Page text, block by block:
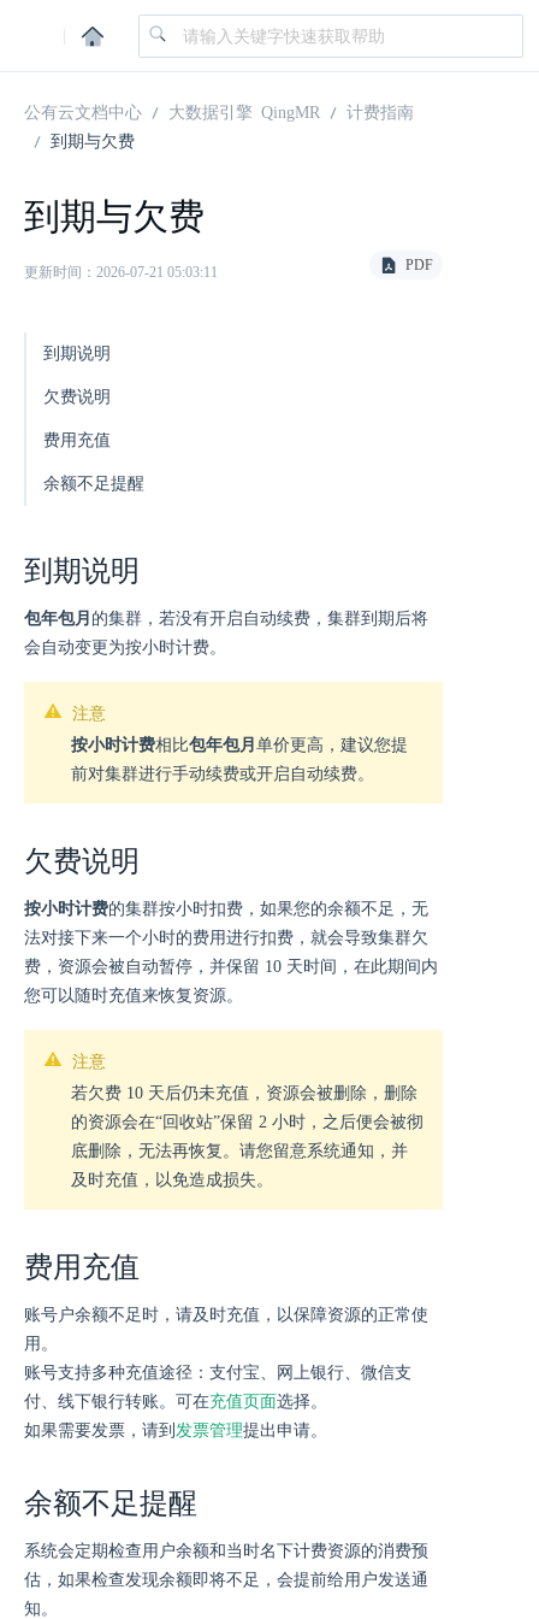
|
公有云文档中心 大数据引擎 QingMR
计费指南
到期与欠费
到期与欠费
更新时间：2026-07-21 05:03:11 PDF
到期说明
欠费说明
费用充值
余额不足提醒
到期说明
包年包月 的集群，若没有开启自动续费，集群到期后将
会自动变更为按小时计费。
注意
按小时计费相比包年包月 单价更高，建议您提
前对集群进行手动续费或开启自动续费。
欠费说明
按小时计费的集群按小时扣费，如果您的余额不足，无
法对接下来一个小时的费用进行扣费，就会导致集群欠
费，资源会被自动暂停，并保留 10 天时间，在此期间内
您可以随时充值来恢复资源。
注意
若欠费 10 天后仍未充值，资源会被删除，删除
的资源会在“回收站”保留 2 小时，之后便会被彻
底删除，无法再恢复。请您留意系统通知，并
及时充值，以免造成损失。
费用充值
账号户余额不足时，请及时充值，以保障资源的正常使
用。
账号支持多种充值途径：支付宝、网上银行、微信支
付、线下银行转账。可在充值页面选择。
如果需要发票，请到 发票管理提出申请。
余额不足提醒
系统会定期检查用户余额和当时名下计费资源的消费预
估，如果检查发现余额即将不足，会提前给用户发送通
知。